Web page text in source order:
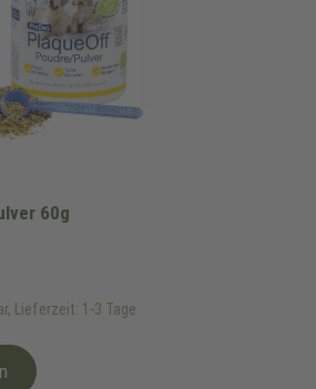
60g
Lieferzeit: 1-3 Tage